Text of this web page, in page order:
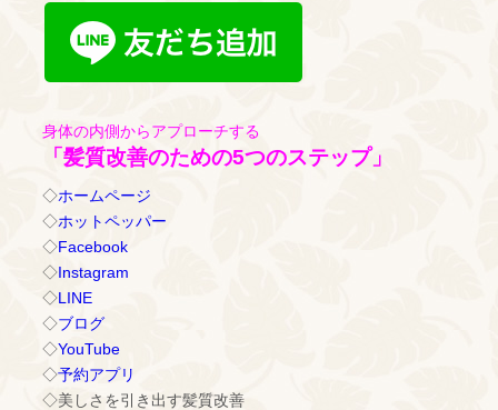
身体の内側からアプローチする
「髪質改善のための5つのステップ」
◇ホームページ
◇ホットペッパー
◇Facebook
◇Instagram
◇LINE
◇ブログ
◇YouTube
◇予約アプリ
◇美しさを引き出す髪質改善